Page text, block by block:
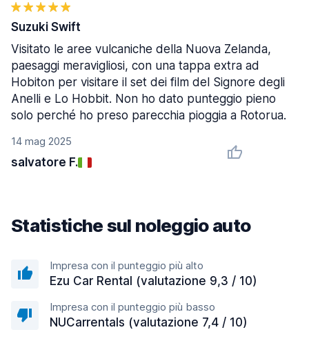
14 mag 2025
salvatore F.
Suzuki Swift
Visitato le aree vulcaniche della Nuova Zelanda,
paesaggi meravigliosi, con una tappa extra ad
Hobiton per visitare il set dei film del Signore degli
Anelli e Lo Hobbit. Non ho dato punteggio pieno
solo perché ho preso parecchia pioggia a Rotorua.
Statistiche sul noleggio auto
Impresa con il punteggio più alto
Ezu Car Rental (valutazione 9,3 / 10)
Impresa con il punteggio più basso
NUCarrentals (valutazione 7,4 / 10)